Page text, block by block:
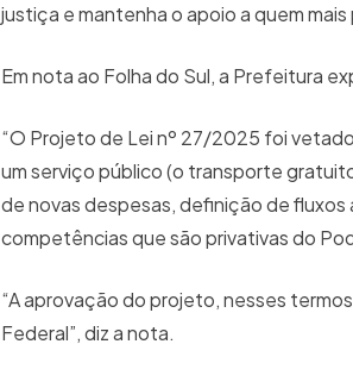
justiça e mantenha o apoio a quem
Em nota ao Folha do Sul, a Prefeitura
“O Projeto de Lei nº 27/2025 foi
um serviço público (o transporte
de novas despesas, definição de
competências que são privativas do
“A aprovação do projeto, nesses
Federal”, diz a nota.